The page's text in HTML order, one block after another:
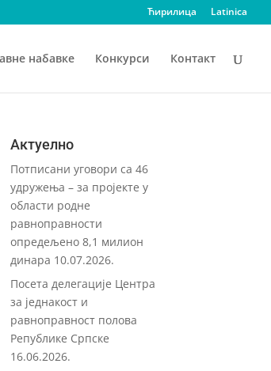
Ћирилица Latinica
набавке Конкурси Контакт
Актуелно
Потписани уговори са 46
удружења – за пројекте у
области родне
равноправности
опредељено 8,1 милион
динара 10.07.2026.
Посета делегације Центра
за једнакост и
равноправност полова
Републике Српске
16.06.2026.